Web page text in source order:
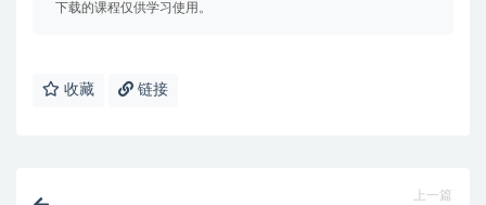
下载的课程仅供学习使用。
收藏 链接
上一篇